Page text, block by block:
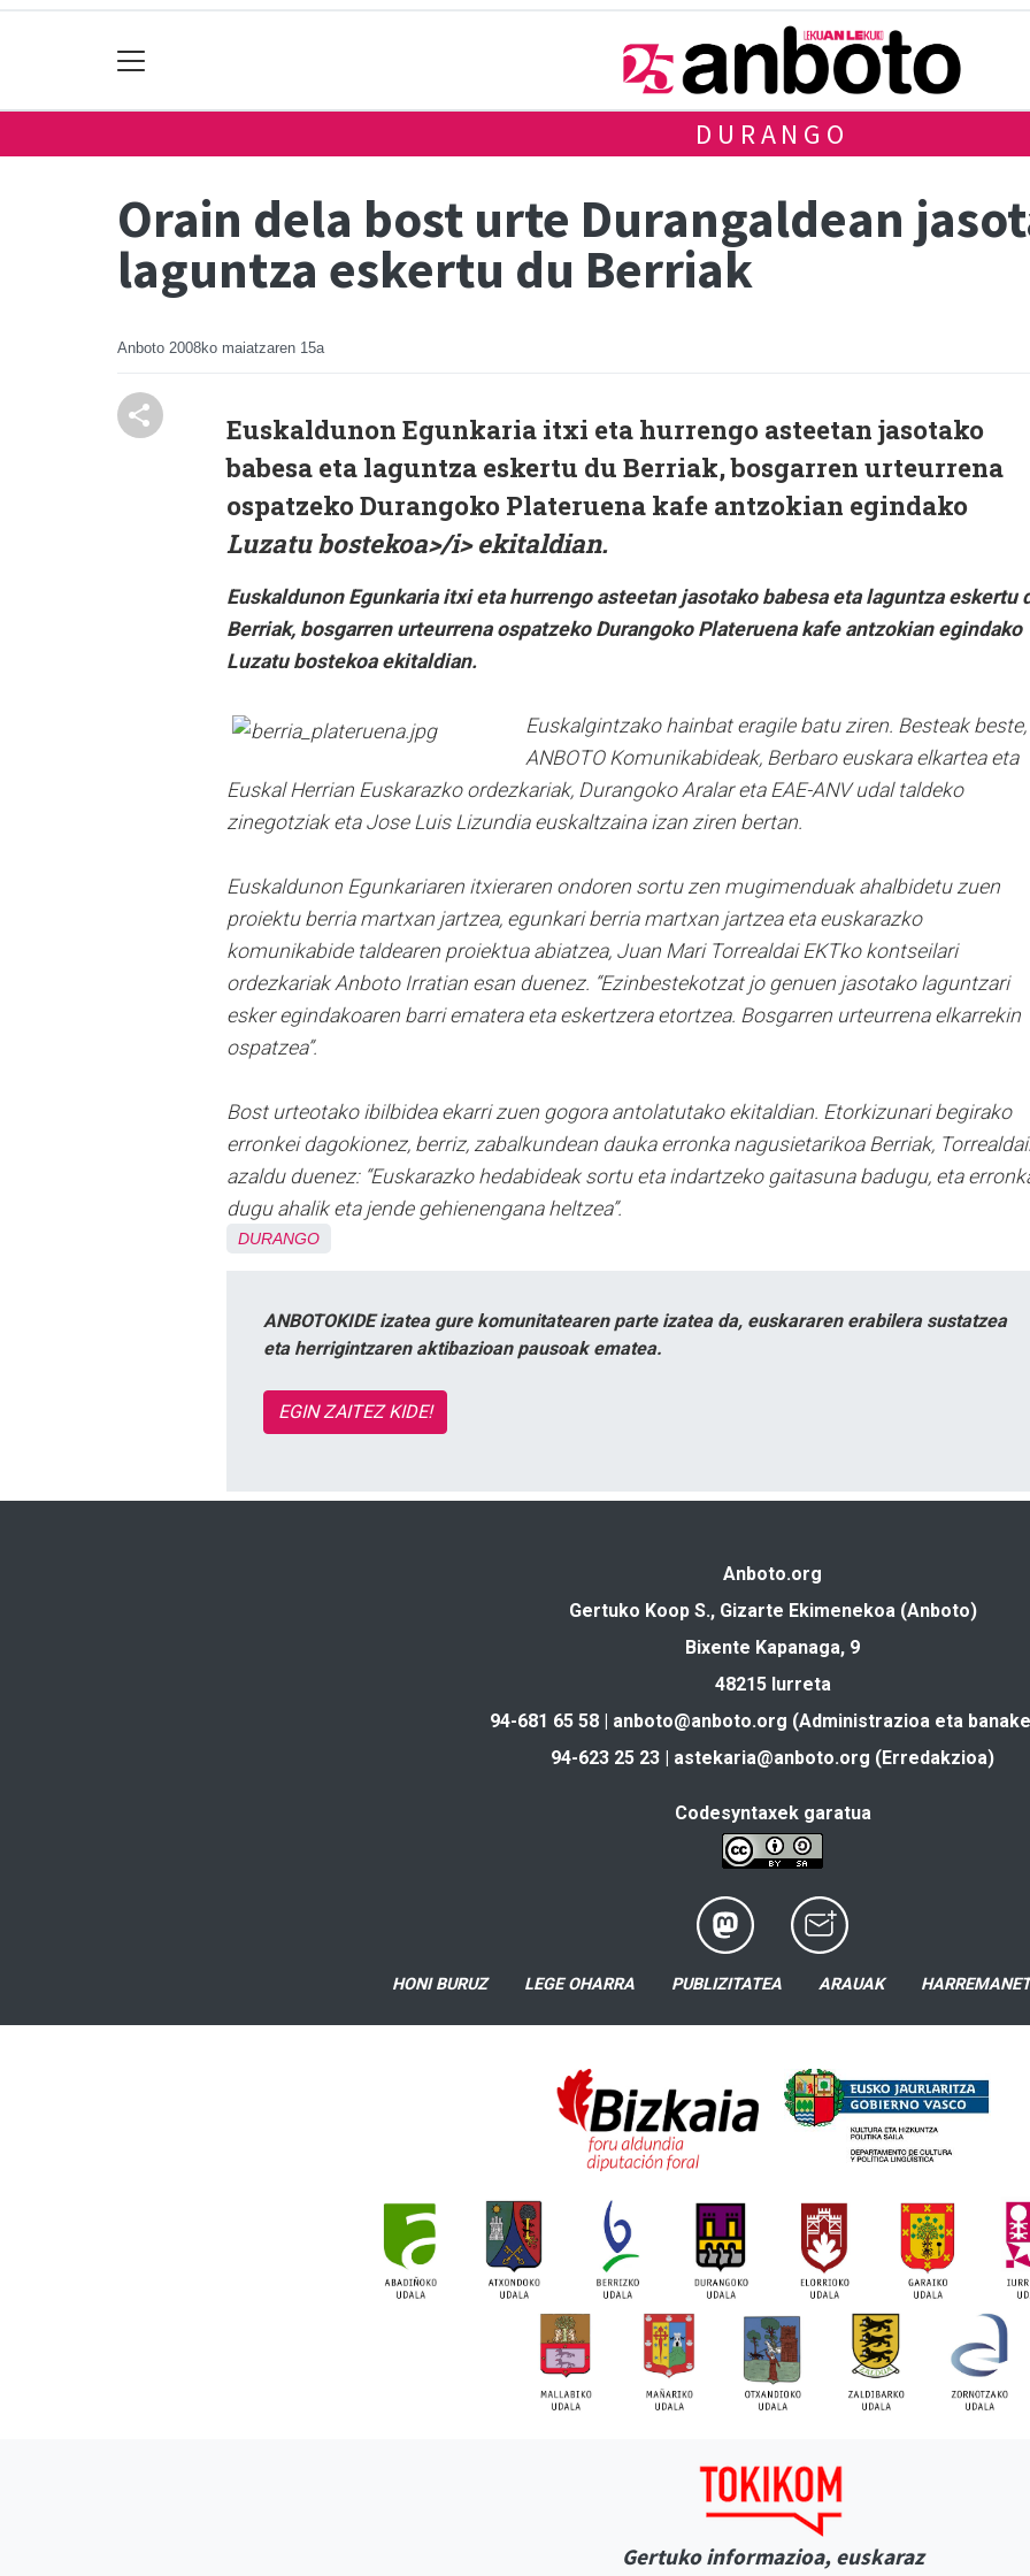
DURANGO
Orain dela bost urte Durangaldean
laguntza eskertu du Berriak
Anboto 2008ko maiatzaren 15a
Euskaldunon Egunkaria itxi eta hurrengo asteetan jasotako
babesa eta laguntza eskertu du Berriak, bosgarren urteurrena
ospatzeko Durangoko Plateruena kafe antzokian egindako
Luzatu bostekoa>/i> ekitaldian.
Euskaldunon Egunkaria itxi eta hurrengo asteetan jasotako babesa eta laguntza eskertu
Berriak, bosgarren urteurrena ospatzeko Durangoko Plateruena kafe antzokian egindako
Luzatu bostekoa ekitaldian.
Euskalgintzako hainbat eragile batu ziren. Besteak beste,
ANBOTO Komunikabideak, Berbaro euskara elkartea eta
Euskal Herrian Euskarazko ordezkariak, Durangoko Aralar eta EAE-ANV udal taldeko
zinegotziak eta Jose Luis Lizundia euskaltzaina izan ziren bertan.
Euskaldunon Egunkariaren itxieraren ondoren sortu zen mugimenduak ahalbidetu zuen
proiektu berria martxan jartzea, egunkari berria martxan jartzea eta euskarazko
komunikabide taldearen proiektua abiatzea, Juan Mari Torrealdai EKTko kontseilari
ordezkariak Anboto Irratian esan duenez. “Ezinbestekotzat jo genuen jasotako laguntzari
esker egindakoaren barri ematera eta eskertzera etortzea. Bosgarren urteurrena elkarrekin
ospatzea”.
Bost urteotako ibilbidea ekarri zuen gogora antolatutako ekitaldian. Etorkizunari begirako
erronkei dagokionez, berriz, zabalkundean dauka erronka nagusietarikoa Berriak,
azaldu duenez: “Euskarazko hedabideak sortu eta indartzeko gaitasuna badugu, eta
dugu ahalik eta jende gehienengana heltzea”.
DURANGO
ANBOTOKIDE izatea gure komunitatearen parte izatea da, euskararen erabilera sustatzea
eta herrigintzaren aktibazioan pausoak ematea.
EGIN ZAITEZ KIDE!
Anboto.org
Gertuko Koop S., Gizarte Ekimenekoa (Anboto)
Bixente Kapanaga, 9
48215 Iurreta
94-681 65 58 | anboto@anboto.org (Administrazioa eta
94-623 25 23 | astekaria@anboto.org (Erredakzioa)
Codesyntaxek garatua
HONI BURUZ LEGE OHARRA PUBLIZITATEA ARAUAK
Gertuko informazioa, euskaraz